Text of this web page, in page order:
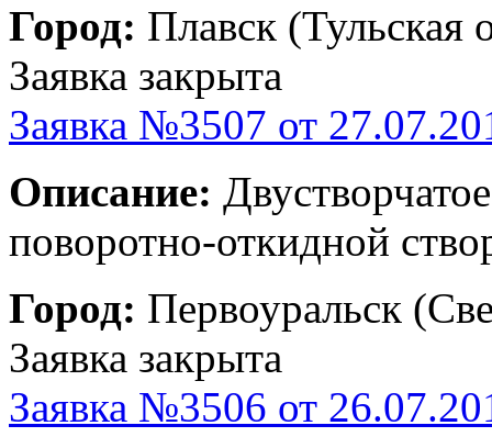
Город: Плавск (Тульская
Заявка закрыта
Заявка №3507 от
Описание:
поворотно-откидной
Город: Первоуральск
Заявка закрыта
Заявка №3506 от